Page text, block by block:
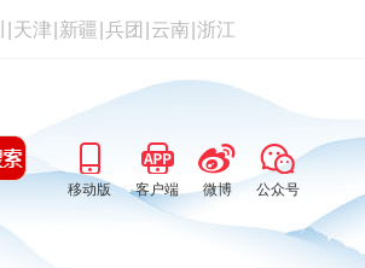
天津 新疆 兵团 云南 浙江
移动版 客户端 微博 公众号